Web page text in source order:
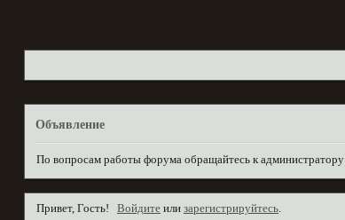
Объявление
По вопросам работы форума обращайтесь к администратору
Привет, Гость! Войдите или зарегистрируйтесь.